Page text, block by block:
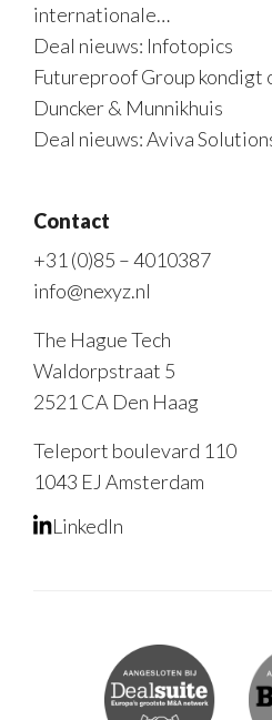
internationale…
Deal nieuws: Infotopics
Futureproof Group kondigt
Duncker & Munnikhuis
Deal nieuws: Aviva
Contact
+31 (0)85 – 4010387
info@nexyz.nl
The Hague Tech
Waldorpstraat 5
2521 CA Den Haag
Teleport boulevard 110
1043 EJ Amsterdam
LinkedIn